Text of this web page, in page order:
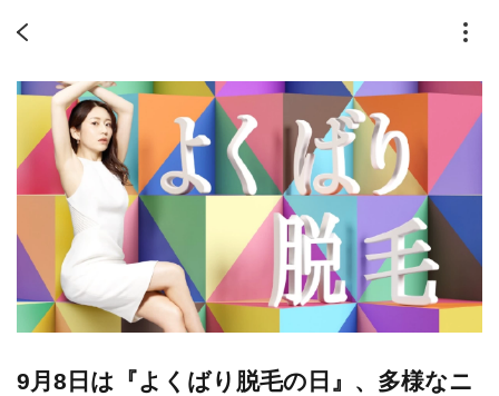
9月8日は『よくばり脱毛の日』、多様なニ